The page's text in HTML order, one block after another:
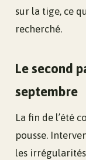
sur la tige, ce
recherché.
Le second
septembre
La fin de l’été
pousse.
les